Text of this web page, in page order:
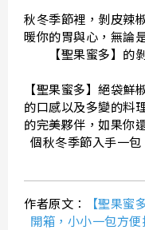
秋冬季節裡，剝皮辣
暖你的胃與心，無論
【聖果蜜多】的
【聖果蜜多】絕袋
的口感以及多變的料
的完美夥伴，如果你
個秋冬季節入手一
作者原文：
【聖果
開箱，小小一包方